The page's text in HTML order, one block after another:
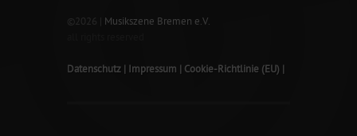
©2026 | Musikszene Bremen e.V.
Datenschutz Impressum Cookie-Richtlinie (EU)